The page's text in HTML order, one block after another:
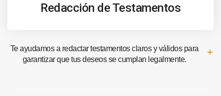
Redacción de Testamentos
Te ayudamos a redactar testamentos claros y válidos para
garantizar que tus deseos se cumplan legalmente.